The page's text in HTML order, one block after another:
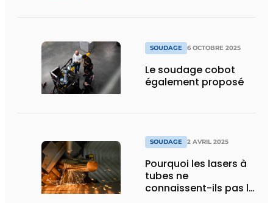
SOUDAGE 6 OCTOBRE 2025
Le soudage cobot
également proposé
SOUDAGE 2 AVRIL 2025
Pourquoi les lasers à
tubes ne
connaissent-ils pas la